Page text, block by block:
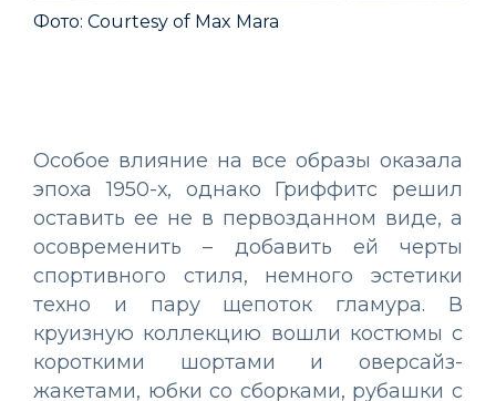
Фото: Courtesy of Max Mara
Особое влияние на все образы оказала
эпоха 1950-х, однако Гриффитс решил
оставить ее не в первозданном виде, а
осовременить – добавить ей черты
спортивного стиля, немного эстетики
техно и пару щепоток гламура. В
круизную коллекцию вошли костюмы с
короткими шортами и оверсайз-
жакетами, юбки со сборками, рубашки с